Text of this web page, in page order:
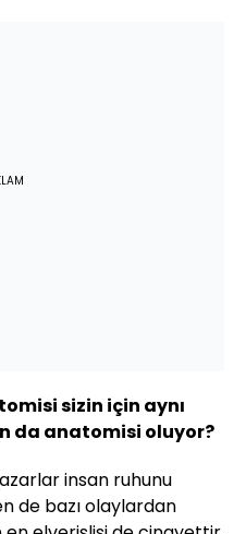
sizin için aynı
da anatomisi oluyor?
insan ruhunu
de bazı olaylardan